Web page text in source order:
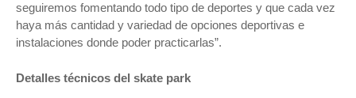
seguiremos fomentando todo tipo de deportes y que cada vez
haya más cantidad y variedad de opciones deportivas e
instalaciones donde poder practicarlas”.
Detalles técnicos del skate park